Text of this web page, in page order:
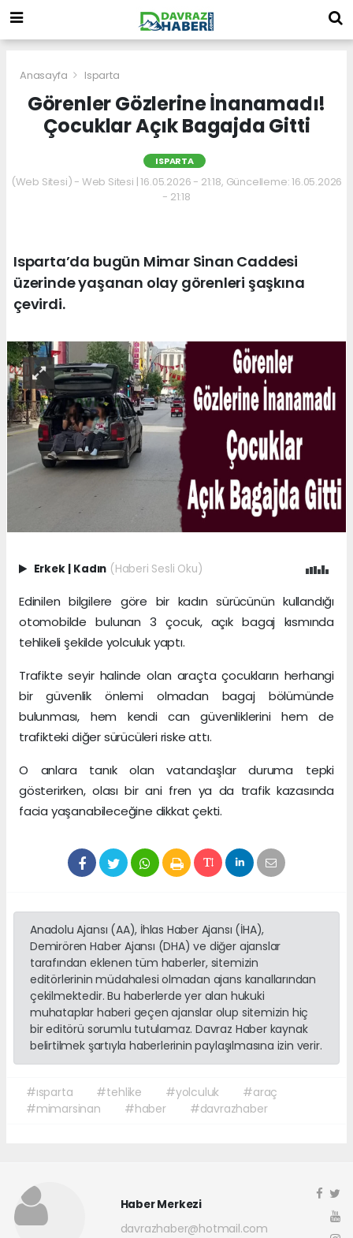
Anasayfa Isparta
Görenler Gözlerine İnanamadı!
Çocuklar Açık Bagajda Gitti
ISPARTA
(Web Sitesi) - Web Sitesi | 16.05.2026 - 21:18, Güncelleme: 16.05.2026
- 21:18
Isparta’da bugün Mimar Sinan Caddesi
üzerinde yaşanan olay görenleri şaşkına
çevirdi.
Erkek | Kadın (Haberi Sesli Oku)
Edinilen bilgilere göre bir kadın sürücünün kullandığı
otomobilde bulunan 3 çocuk, açık bagaj kısmında
tehlikeli şekilde yolculuk yaptı.
Trafikte seyir halinde olan araçta çocukların herhangi
bir güvenlik önlemi olmadan bagaj bölümünde
bulunması, hem kendi can güvenliklerini hem de
trafikteki diğer sürücüleri riske attı.
O anlara tanık olan vatandaşlar duruma tepki
gösterirken, olası bir ani fren ya da trafik kazasında
facia yaşanabileceğine dikkat çekti.
Anadolu Ajansı (AA), İhlas Haber Ajansı (İHA),
Demirören Haber Ajansı (DHA) ve diğer ajanslar
tarafından eklenen tüm haberler, sitemizin
editörlerinin müdahalesi olmadan ajans kanallarından
çekilmektedir. Bu haberlerde yer alan hukuki
muhataplar haberi geçen ajanslar olup sitemizin hiç
bir editörü sorumlu tutulamaz. Davraz Haber kaynak
belirtilmek şartıyla haberlerinin paylaşılmasına izin verir.
#ısparta #tehlike #yolculuk
#araç
#mimarsinan
#haber #davrazhaber
Haber Merkezi
davrazhaber@hotmail.com